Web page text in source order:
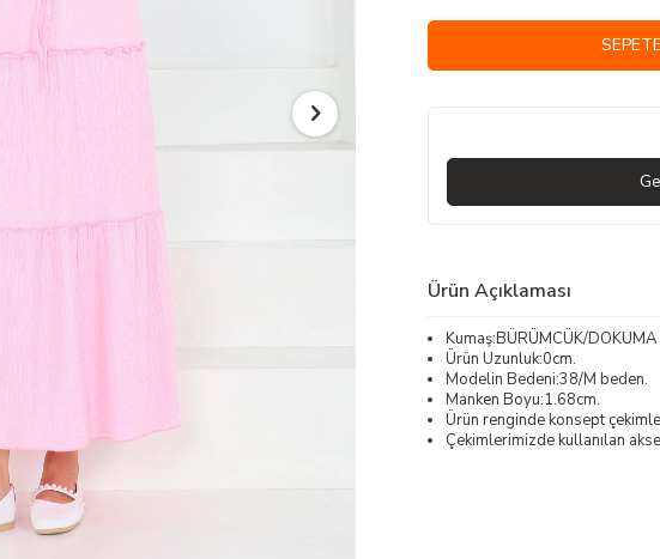
Ürün Açıklaması
Kumaş:BÜRÜMCÜK/DOKUMA
Ürün Uzunluk:0cm.
Modelin Bedeni:38/M beden.
Manken Boyu:1.68cm.
Ürün renginde konsept
Çekimlerimizde kullanılan